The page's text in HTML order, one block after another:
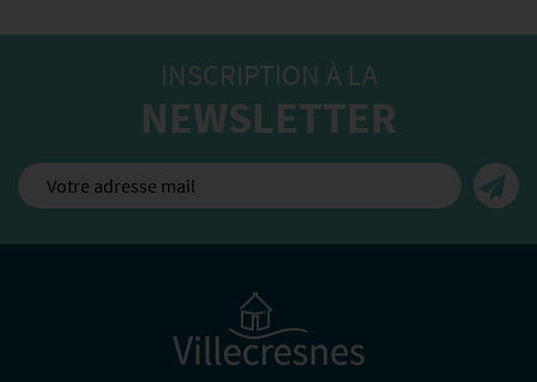
INSCRIPTION À LA
NEWSLETTER